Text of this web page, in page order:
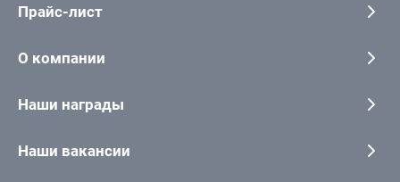
Прайс-лист
О компании
Наши награды
Наши вакансии